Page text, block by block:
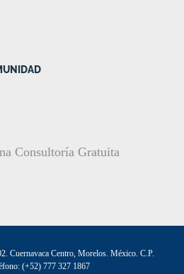
Consultoría Gratuita
Cuernavaca Centro, Morelos. México. C.P.
(+52) 777 327 1867